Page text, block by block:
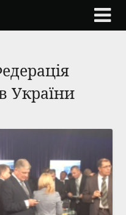
України